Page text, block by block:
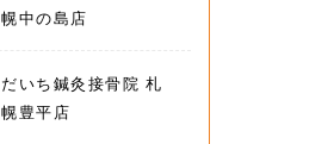
幌中の島店
だいち鍼灸接骨院 札
幌豊平店